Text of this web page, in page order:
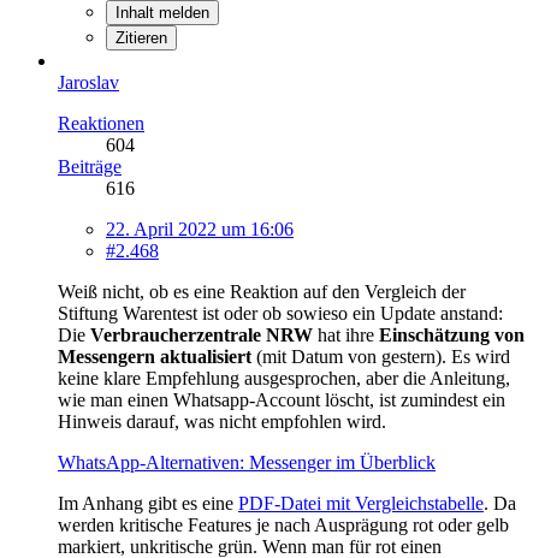
Inhalt melden
Zitieren
Jaroslav
Reaktionen
604
Beiträge
616
22. April 2022 um 16:06
#2.468
Weiß nicht, ob es eine Reaktion auf den Vergleich der
Stiftung Warentest ist oder ob sowieso ein Update anstand:
Die Verbraucherzentrale NRW hat ihre Einschätzung von
Messengern aktualisiert (mit Datum von gestern). Es wird
keine klare Empfehlung ausgesprochen, aber die Anleitung,
wie man einen Whatsapp-Account löscht, ist zumindest ein
Hinweis darauf, was nicht empfohlen wird.
WhatsApp-Alternativen: Messenger im Überblick
Im Anhang gibt es eine PDF-Datei mit Vergleichstabelle. Da
werden kritische Features je nach Ausprägung rot oder gelb
markiert, unkritische grün. Wenn man für rot einen